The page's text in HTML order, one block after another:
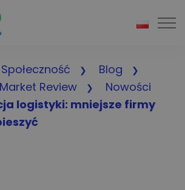
Społeczność
Blog
Market Review
Nowości
logistyki: mniejsze firmy